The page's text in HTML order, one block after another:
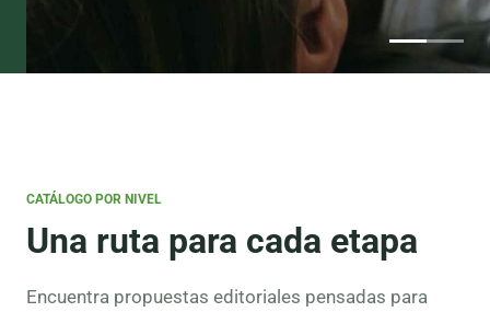
CATÁLOGO POR NIVEL
Una ruta para cada etapa
Encuentra propuestas editoriales pensadas para